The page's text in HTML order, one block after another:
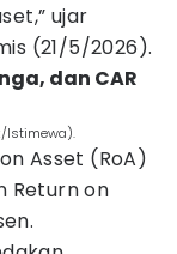
ujar
(21/5/2026).
dan CAR
Istimewa).
Asset (RoA)
Return on